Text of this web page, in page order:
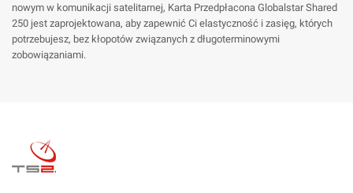
nowym w komunikacji satelitarnej, Karta Przedpłacona Globalstar Shared
250 jest zaprojektowana, aby zapewnić Ci elastyczność i zasięg, których
potrzebujesz, bez kłopotów związanych z długoterminowymi
zobowiązaniami.